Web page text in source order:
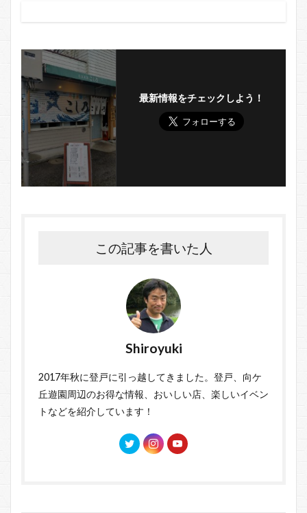
最新情報をチェックしよう！
この記事を書いた人
Shiroyuki
2017年秋に登戸に引っ越してきました。登戸、向ケ
丘遊園周辺のお得な情報、おいしい店、楽しいイベン
トなどを紹介しています！